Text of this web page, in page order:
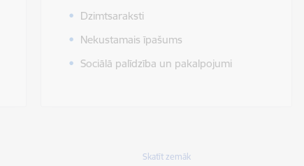
Dzimtsaraksti
Nekustamais īpašums
Sociālā palīdzība un pakalpojumi
Skatīt zemāk